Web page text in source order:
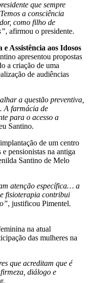
que sempre
a consciência
como filho de
, afirmou o presidente.
Assistência aos Idosos
apresentou propostas
a criação de uma
de audiências
a questão preventiva,
A farmácia de
para o acesso a
Santino.
de um centro
pensionistas na antiga
Santino de Melo
atenção específica… a
fisioterapia contribui
, justificou Pimentel.
na atual
das mulheres na
que acreditam que é
diálogo e